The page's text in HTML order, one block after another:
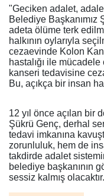
"Geciken adalet,
Belediye Başkanımız
adeta ölüme terk
halkının oylarıyla
cezaevinde Kolon
hastalığı ile
kanseri tedavisine
Bu, açıkça bir insan
12 yıl önce açılan bir
Şükrü Genç, derhal
tedavi imkanına
zorunluluk, hem de
takdirde adalet
belediye başkanının
sessiz kalmış